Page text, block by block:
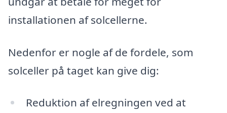
installationen af solcellerne.
Nedenfor er nogle af de fordele, som
solceller på taget kan give dig:
Reduktion af elregningen ved at